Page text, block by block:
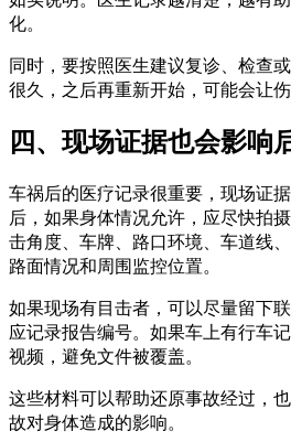
化。
同时，要按照医生建议复诊、检查
很久，之后再重新开始，可能会让伤
四、现场证据也会影响
车祸后的医疗记录很重要，现场证
后，如果身体情况允许，应尽快拍
击角度、车牌、路口环境、车道线
路面情况和周围监控位置。
如果现场有目击者，可以尽量留下
应记录报告编号。如果车上有行车
视频，避免文件被覆盖。
这些材料可以帮助还原事故经过，
故对身体造成的影响。